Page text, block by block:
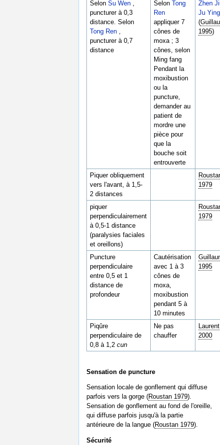
SelonSu Wen
puncturer à 0,3
distance. Selon
Tong Ren
puncturer à 0,7
distance
SelonTong
Ren
appliquer 7
cônes de
moxa ; 3
cônes, selon
Ming fang
Pendant la
moxibustion
ou la
puncture,
demander au
patient de
mordre une
pièce pour
que la
bouche soit
entrouverte
Zhen
Ju Ying
(
1995)
Piquer obliquement
vers l'avant, à 1,5-
2 distances
1979
piquer
perpendiculairement
à 0,5-1 distance
(paralysies faciales
et oreillons)
1979
Puncture
perpendiculaire
entre 0,5 et 1
distance de
profondeur
Cautérisation
avec 1 à 3
cônes de
moxa,
moxibustion
pendant 5 à
10 minutes
1995
Piqûre
perpendiculaire de
0,8 à 1,2cun
Ne pas
chauffer
Laurent
2000
Sensation de puncture
Sensation locale de gonflement qui diffuse
parfois vers la gorge (Roustan 1979).
Sensation de gonflement au fond de l'oreille,
qui diffuse parfois jusqu'à la partie
antérieure de la langue (Roustan 1979).
Sécurité